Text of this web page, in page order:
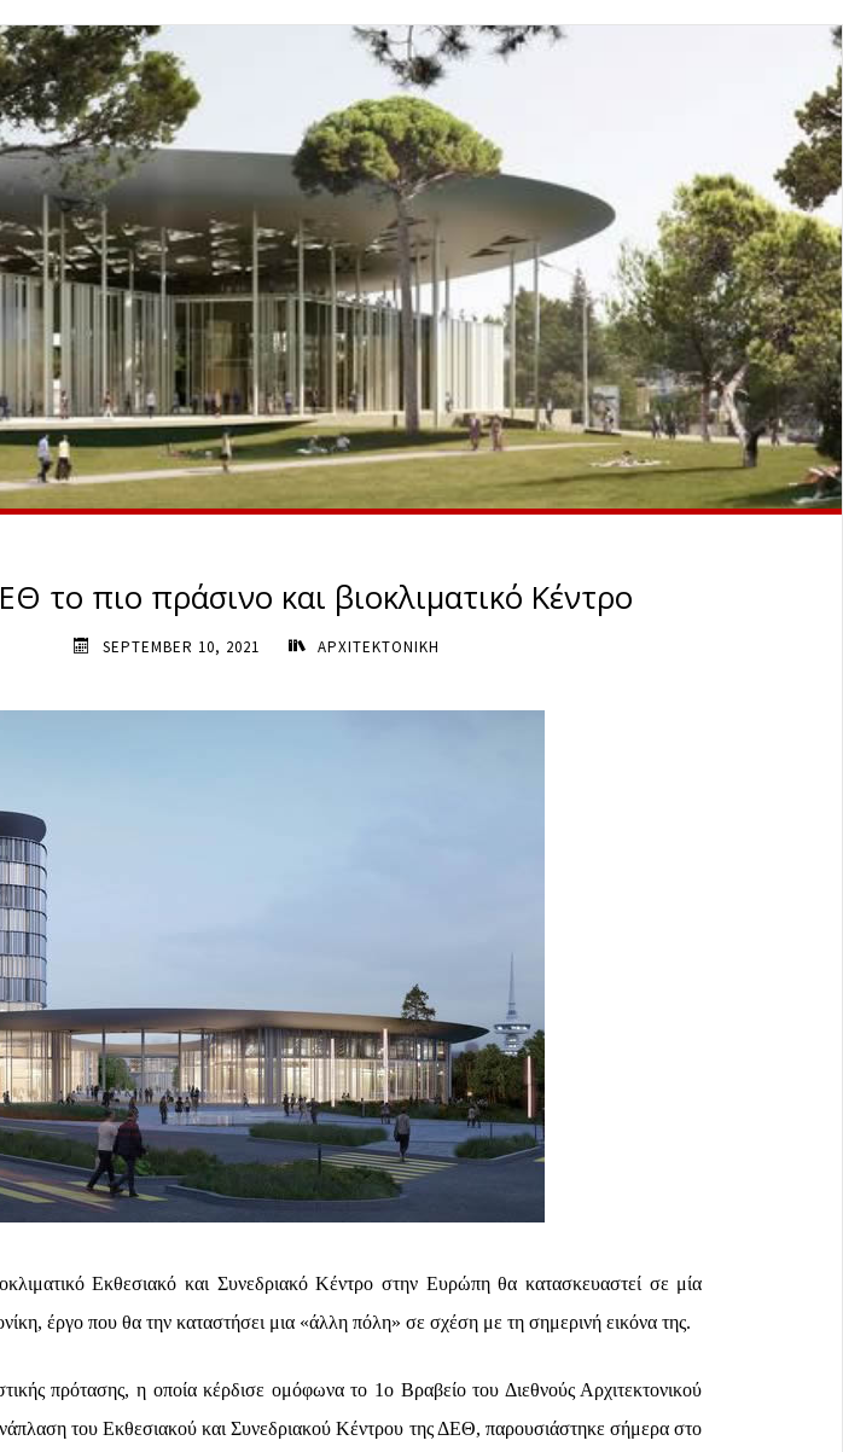
το πιο πράσινο και βιοκλιματικό Κέντρο
SEPTEMBER 10, 2021 ΑΡΧΙΤΕΚΤΟΝΙΚΗ
Εκθεσιακό και Συνεδριακό Κέντρο στην Ευρώπη θα κατασκευαστεί σε μία
έργο που θα την καταστήσει μια «άλλη πόλη» σε σχέση με τη σημερινή εικόνα της.
πρότασης, η οποία κέρδισε ομόφωνα το 1ο Βραβείο του Διεθνούς Αρχιτεκτονικού
του Εκθεσιακού και Συνεδριακού Κέντρου της ΔΕΘ, παρουσιάστηκε σήμερα στο